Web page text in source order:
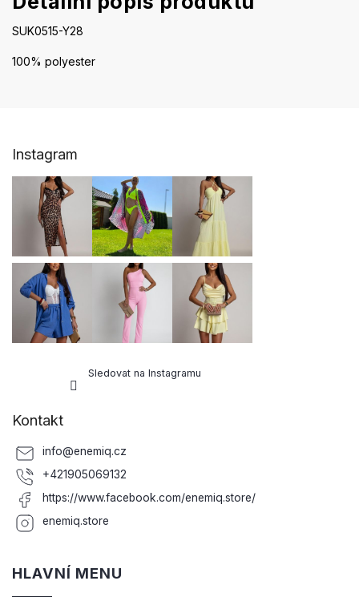
SUK0515-Y28
100% polyester
Instagram
Sledovat na Instagramu
Kontakt
info@enemiq.cz
+421905069132
https://www.facebook.com/enemiq.store/
enemiq.store
HLAVNÍ MENU